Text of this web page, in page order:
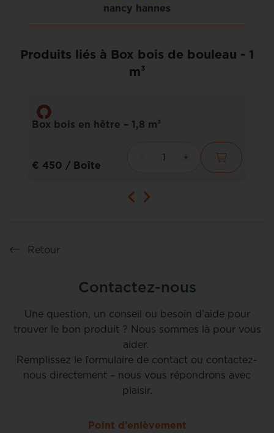
nancy hannes
Produits liés à Box bois de bouleau - 1
m³
Box bois en hêtre – 1,8 m³
€ 450 / Boîte
Retour
Contactez-nous
Une question, un conseil ou besoin d’aide pour
trouver le bon produit ? Nous sommes là pour vous
aider.
Remplissez le formulaire de contact ou contactez-
nous directement – nous vous répondrons avec
plaisir.
Point d’enlèvement